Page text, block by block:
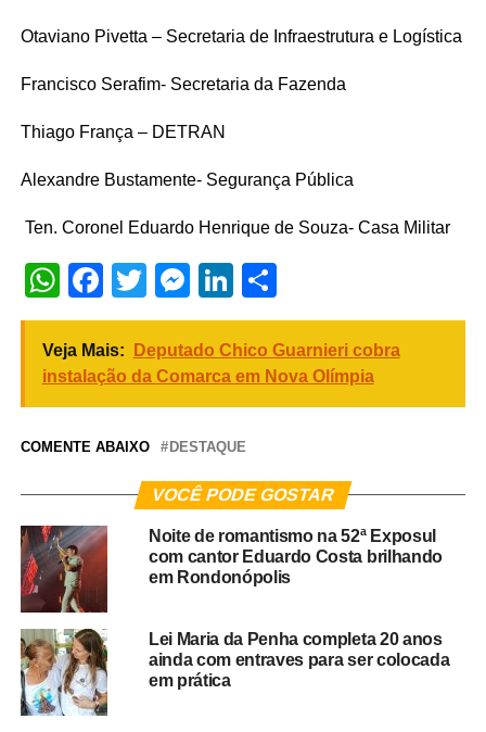
Otaviano Pivetta – Secretaria de Infraestrutura e Logística
Francisco Serafim- Secretaria da Fazenda
Thiago França – DETRAN
Alexandre Bustamente- Segurança Pública
Ten. Coronel Eduardo Henrique de Souza- Casa Militar
WhatsApp
Facebook
TwitterMessenger
LinkedIn
Veja Mais:
Deputado Chico Guarnieri cobra
instalação da Comarca em Nova Olímpia
COMENTE ABAIXO DESTAQUE
VOCÊ PODE GOSTAR
Noite de romantismo na 52ª Exposul
com cantor Eduardo Costa brilhando
em Rondonópolis
Lei Maria da Penha completa 20 anos
ainda com entraves para ser colocada
em prática